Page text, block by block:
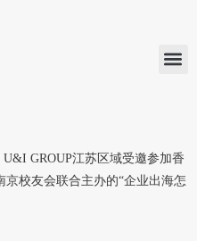
U&I GROUP江苏区域受邀参加香
校友会联合主办的“企业出海怎